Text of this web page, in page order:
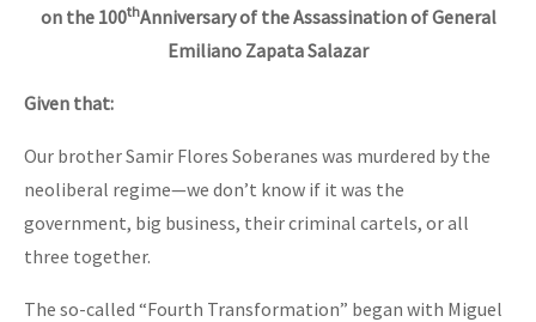
on the 100thAnniversary of the Assassination of General
Emiliano Zapata Salazar
Given that:
Our brother Samir Flores Soberanes was murdered by the
neoliberal regime—we don’t know if it was the
government, big business, their criminal cartels, or all
three together.
The so-called “Fourth Transformation” began with Miguel